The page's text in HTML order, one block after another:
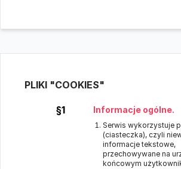
PLIKI "COOKIES"
§1 Informacje ogólne.
Serwis wykorzystuje
(ciasteczka), czyli
informacje tekstowe,
przechowywane na
końcowym